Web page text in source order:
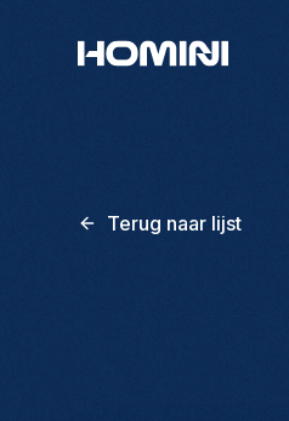
Terug naar lijst